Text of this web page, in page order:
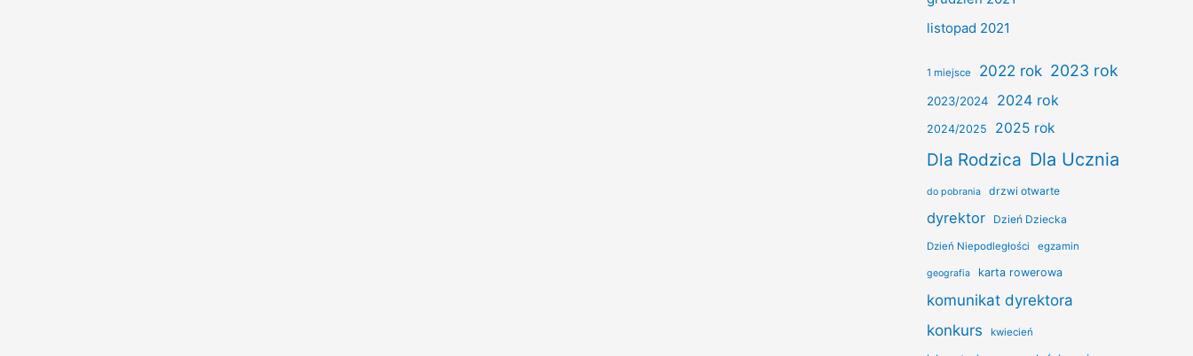
listopad 2021
1 miejsce 2022 rok 2023 rok
2023/2024 2024 rok
2024/2025 2025 rok
Dla Rodzica Dla Ucznia
do pobrania drzwi otwarte
dyrektor Dzień Dziecka
Dzień Niepodległości egzamin
geografia karta rowerowa
komunikat dyrektora
konkurs kwiecień